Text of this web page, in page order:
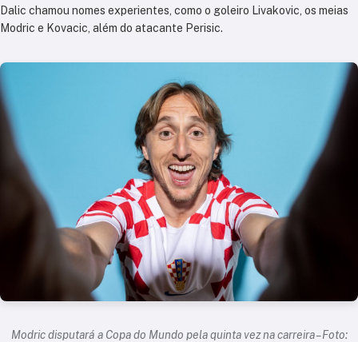
Dalic chamou nomes experientes, como o goleiro Livakovic, os meias
Modric e Kovacic, além do atacante Perisic.
Modric disputará a Copa do Mundo pela quinta vez na carreira – Foto: